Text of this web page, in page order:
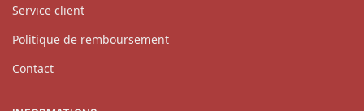
Service client
Politique de remboursement
Contact